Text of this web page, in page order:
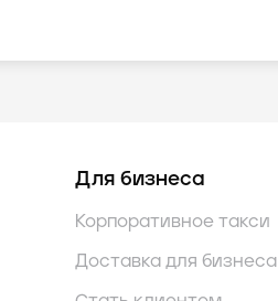
Для бизнеса
Корпоративное такси
Доставка для бизнеса